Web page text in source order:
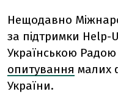
Нещодавно
за підтримки Help-
Українською Радою
опитування малих
України.